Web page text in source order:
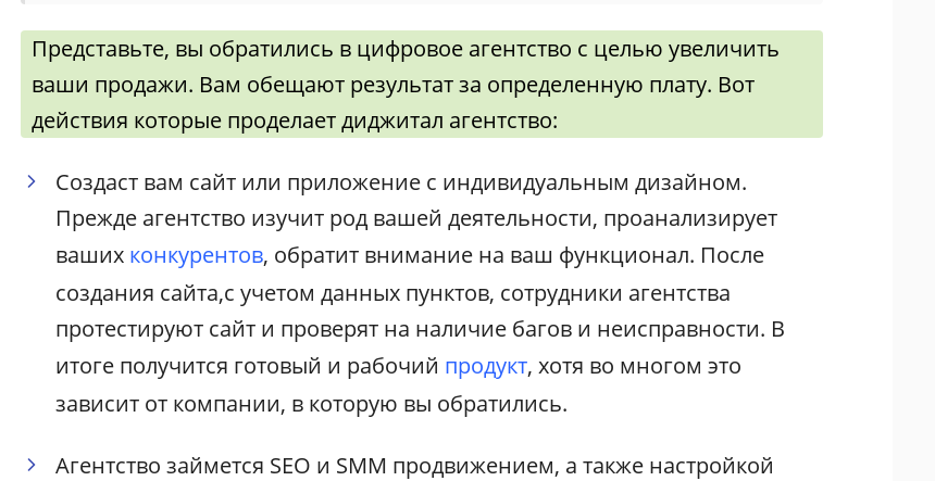
Представьте, вы обратились в цифровое агентство с целью увеличить
ваши продажи. Вам обещают результат за определенную плату. Вот
действия которые проделает диджитал агентство:
Создаст вам сайт или приложение с индивидуальным дизайном.
Прежде агентство изучит род вашей деятельности, проанализирует
ваших конкурентов, обратит внимание на ваш функционал. После
создания сайта,с учетом данных пунктов, сотрудники агентства
протестируют сайт и проверят на наличие багов и неисправности. В
итоге получится готовый и рабочий продукт, хотя во многом это
зависит от компании, в которую вы обратились.
Агентство займется SEO и SMM продвижением, а также настройкой